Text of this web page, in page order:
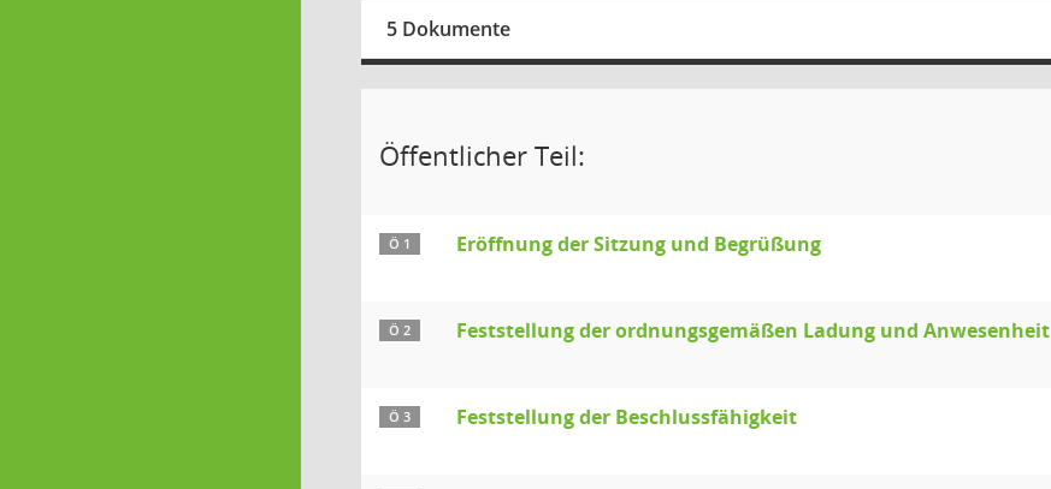
5 Dokumente
Öffentlicher Teil:
Ö 1 Eröffnung der Sitzung und Begrüßung
Ö 2 Feststellung der ordnungsgemäßen Ladung und Anwesenheit
Ö 3 Feststellung der Beschlussfähigkeit